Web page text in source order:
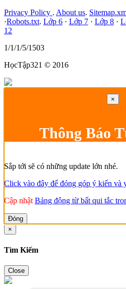
Privacy Policy . About us.
·Robots.txt. Lớp 6 · Lớp 7 · Lớp 8 ·
12
1/1/1/5/1503
HọcTập321 © 2016
×
Thông Báo
Sắp tới sẽ có những update lớn nhé.
Click vào đây để đóng góp ý kiến và
Cập nhật Bảng động từ bất qui tắc
Đóng
×
Tìm Kiếm
Close